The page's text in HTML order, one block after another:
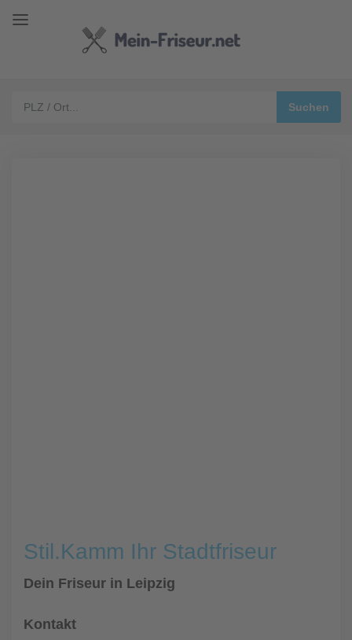
Stil.Kamm Ihr Stadtfriseur
Dein Friseur in Leipzig
Kontakt